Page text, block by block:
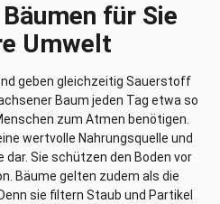
für Sie
Umwelt
geben gleichzeitig Sauerstoff
Baum jeden Tag etwa so
zum Atmen benötigen.
wertvolle Nahrungsquelle und
Sie schützen den Boden vor
Bäume gelten zudem als die
sie filtern Staub und Partikel